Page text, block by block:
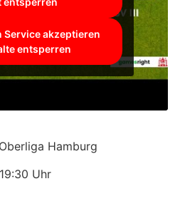
akzeptieren
entsperren
Hamburg
Uhr